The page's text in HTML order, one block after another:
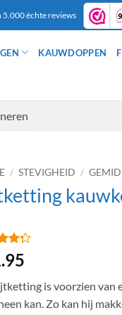
5.000 échte reviews
KAUWDOPPEN
/ STEVIGHEID /
5
is voorzien van
kan. Zo kan hij